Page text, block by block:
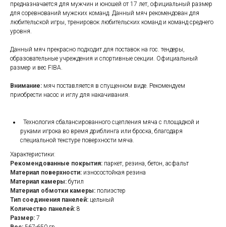
предназначается для мужчин и юношей от 17 лет, официальный размер
для соревнований мужских команд. Данный мяч рекомендован для
любительской игры, тренировок любительских команд и команд среднего
уровня.
Данный мяч прекрасно подходит для поставок на гос. тендеры,
образовательные учреждения и спортивные секции. Официальный
размер и вес FIBA.
Внимание: мяч поставляется в спущенном виде. Рекомендуем
приобрести насос и иглу для накачивания.
Технология сбалансированного сцепления мяча с площадкой и
руками игрока во время дриблинга или броска, благодаря
специальной текстуре поверхности мяча.
Характеристики:
Рекомендованные покрытия: паркет, резина, бетон, асфальт
Материал поверхности: износостойкая резина
Материал камеры: бутил
Материал обмотки камеры: полиэстер
Тип соединения панелей: цельный
Количество панелей: 8
Размер: 7